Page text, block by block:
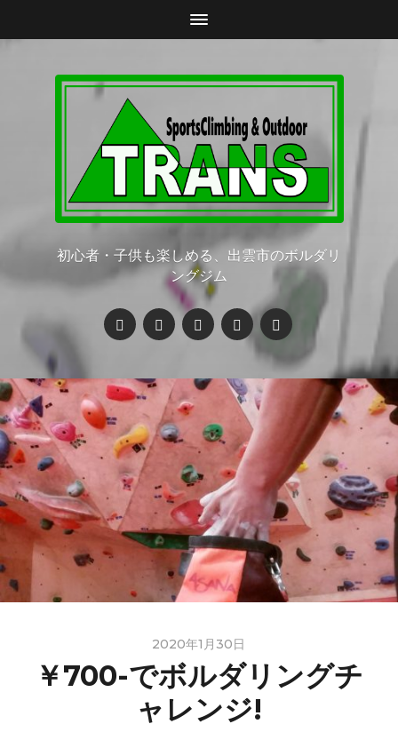
初心者・子供も楽しめる、出雲市のボルダリ
ングジム
2020年1月30日
￥700-でボルダリングチ
ャレンジ!